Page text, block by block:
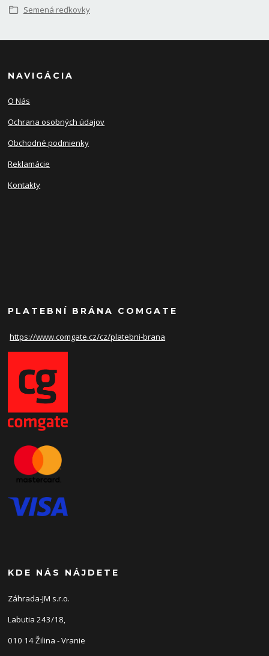
Semená reďkovky
NAVIGÁCIA
O Nás
Ochrana osobných údajov
Obchodné podmienky
Reklamácie
Kontakty
PLATEBNÍ BRÁNA COMGATE
https://www.comgate.cz/cz/platebni-brana
KDE NÁS NÁJDETE
Záhrada-JM s.r.o.
Labutia 243/18,
010 14 Žilina - Vranie